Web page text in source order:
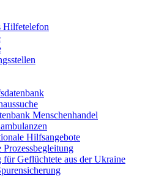
Hilfetelefon
Menschenhandel
Hilfsangebote
Prozessbegleitung
für Geflüchtete aus der Ukraine